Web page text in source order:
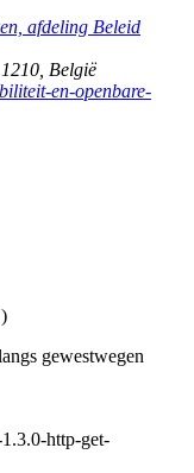
afdeling Beleid
1210, België
en-openbare-
)
gewestwegen
http-get-